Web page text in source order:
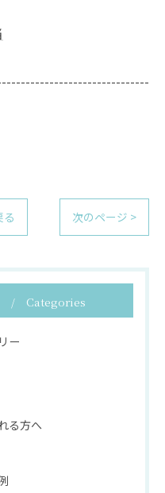
る 次のページ >
Categories
ー
る方へ